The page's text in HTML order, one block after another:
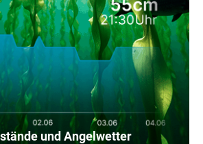
und Angelwetter